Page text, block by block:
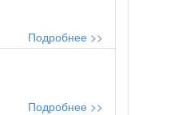
Подробнее >>
Подробнее >>